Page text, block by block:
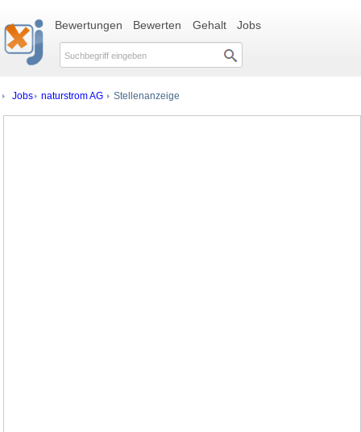
Bewertungen Bewerten Gehalt Jobs
Jobs naturstrom AG Stellenanzeige